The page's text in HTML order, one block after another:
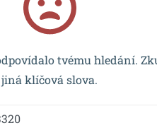
tvému hledání.
jiná klíčová slova.